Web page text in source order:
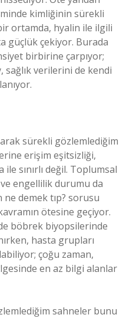
kimliğinin sürekli
ortamda, hyalin ile ilgili
güçlük çekiyor. Burada
birbirine çarpıyor;
verilerini de kendi
sürekli gözlemlediğim
erişim eşitsizliği,
sınırlı değil. Toplumsal
engellilik durumu da
demek tıp? sorusu
ötesine geçiyor.
böbrek biyopsilerinde
hasta grupları
çoğu zaman,
en az bilgi alanlar
sahneler bunu